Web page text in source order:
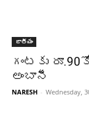
జాతీయం
గంటకు
అంబానీ
NARESH - Wednesday,